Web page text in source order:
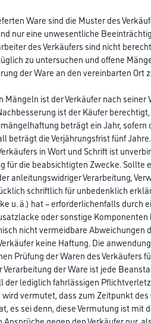
Ware sind die Muster des
nur eine unwesentliche
des Verkäufers sind nicht
zu untersuchen und offene
der Ware an den vereinbarten
ist der Verkäufer nach
ist der Käufer
beträgt ein Jahr,
beträgt die Verjährungsfrist fünf Jahre.
in Wort und Schrift ist
für die beabsichtigten Zwecke.
anleitungswidriger Verarbeitung,
schriftlich für unbedenklich
u. ä.) hat – erforderlichenfalls
oder sonstige
nicht vermeidbare
keine Haftung. Die
Prüfung der Waren des Verkäufers
der Ware ist jede
der lediglich fahrlässigen
wird vermutet, dass zum Zeitpunkt
es sei denn, diese Vermutung ist mit